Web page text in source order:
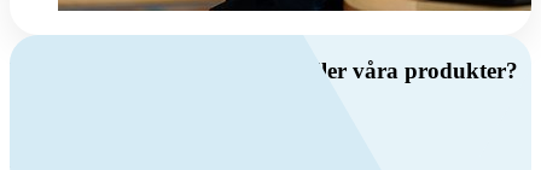
Har du frågor om ventilation eller våra produkter?